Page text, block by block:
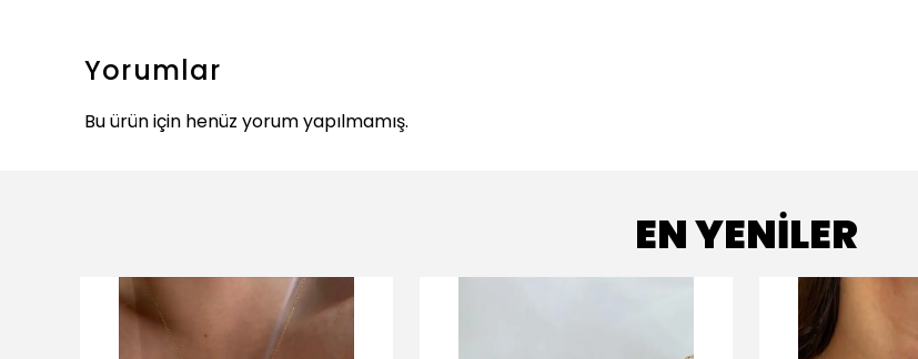
Yorumlar
Bu ürün için henüz yorum yapılmamış.
EN YENİLER